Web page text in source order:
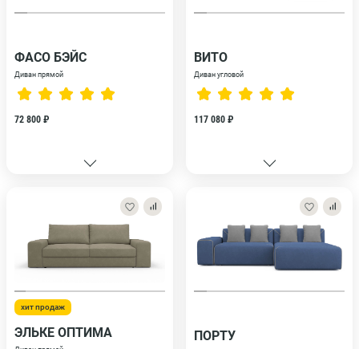
ФАСО БЭЙС
Диван прямой
72 800 ₽
ВИТО
Диван угловой
117 080 ₽
хит продаж
ЭЛЬКЕ ОПТИМА ПОРТУ